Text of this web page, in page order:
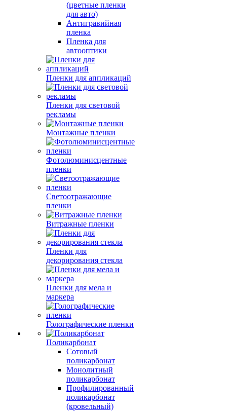
(цветные пленки
для авто)
Антигравийная
пленка
Пленка для
автооптики
Пленки для аппликаций
Пленки для световой
рекламы
Монтажные пленки
Фотолюминисцентные
пленки
Светоотражающие
пленки
Витражные пленки
Пленки для
декорирования стекла
Пленки для мела и
маркера
Голографические пленки
Поликарбонат
Сотовый
поликарбонат
Монолитный
поликарбонат
Профилированный
поликарбонат
(кровельный)